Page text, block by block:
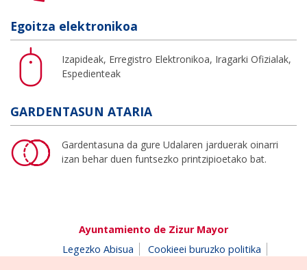
Egoitza elektronikoa
Izapideak, Erregistro Elektronikoa, Iragarki Ofizialak,
Espedienteak
GARDENTASUN ATARIA
Gardentasuna da gure Udalaren jarduerak oinarri
izan behar duen funtsezko printzipioetako bat.
Ayuntamiento de Zizur Mayor
Legezko Abisua
Cookieei buruzko politika